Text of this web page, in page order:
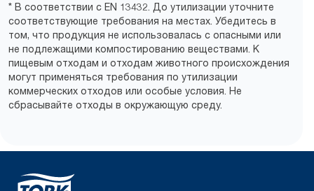
* В соответствии с EN 13432. До утилизации уточните
соответствующие требования на местах. Убедитесь в
том, что продукция не использовалась с опасными или
не подлежащими компостированию веществами. К
пищевым отходам и отходам животного происхождения
могут применяться требования по утилизации
коммерческих отходов или особые условия. Не
сбрасывайте отходы в окружающую среду.